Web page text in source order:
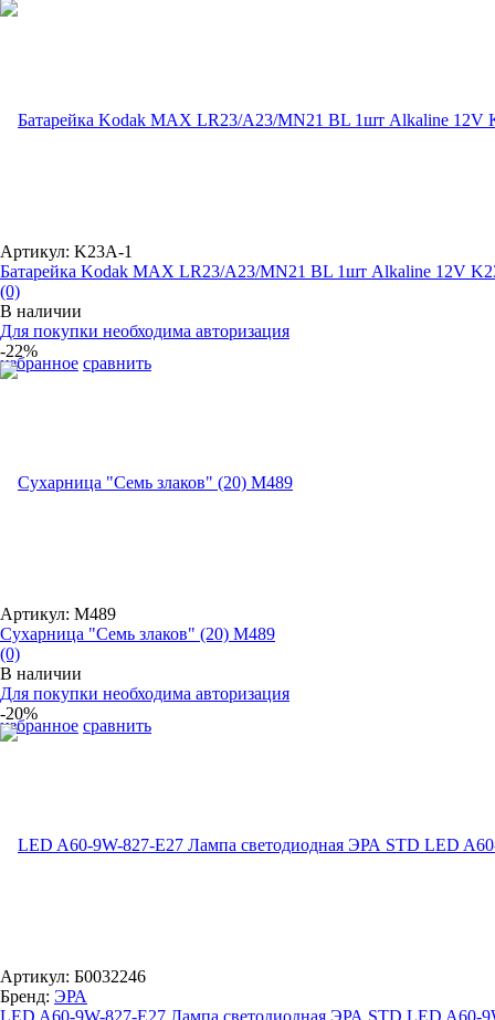
избранное сравнить
Артикул: K23A-1
Батарейка Kodak MAX LR23/A23/MN21 BL 1шт Alkaline 12V
(0)
В наличии
Для покупки необходима авторизация
-22%
избранное сравнить
Артикул: М489
Сухарница "Семь злаков" (20) М489
(0)
В наличии
Для покупки необходима авторизация
-20%
Артикул: Б0032246
Бренд: ЭРА
LED A60-9W-827-E27 Лампа светодиодная ЭРА STD LED A60-